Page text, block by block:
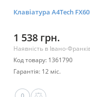
Клавіатура A4Tech
1 538 грн.
Наявність в Івано-
Код товару: 1361790
Гарантія: 12 міс.